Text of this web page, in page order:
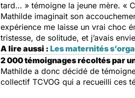
tard… » témoigne la jeune mère. «
Mathilde imaginait son
expérience me laisse un vrai choc
tristesse, de solitude, et j’avais
A lire aussi : Les maternités
2 000 témoignages récoltés par
Mathilde a donc décidé de
collectif TCVOG qui a recueilli ces